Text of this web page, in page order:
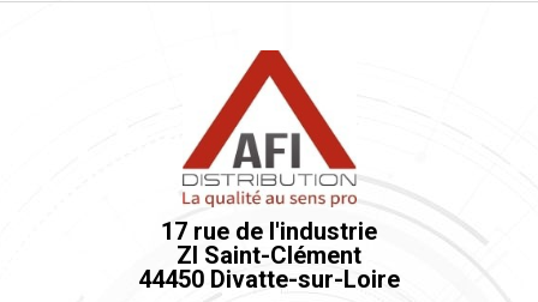
17 rue de l'industrie
ZI Saint-Clément
44450 Divatte-sur-Loire